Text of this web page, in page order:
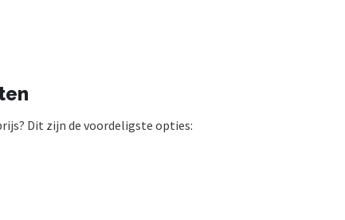
Dit zijn de voordeligste opties: